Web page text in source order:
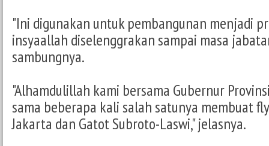
"Ini digunakan untuk pembangunan menjadi
insyaallah diselenggrakan sampai masa
sambungnya.
"Alhamdulillah kami bersama Gubernur
sama beberapa kali salah satunya membuat
Jakarta dan Gatot Subroto-Laswi," jelasnya.